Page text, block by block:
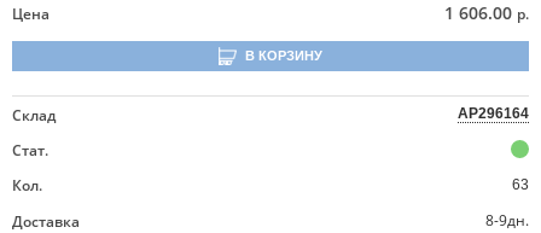
Цена
1 606.00 р.
В КОРЗИНУ
Склад AP296164
Стат.
Кол.
63
Доставка
8-9дн.